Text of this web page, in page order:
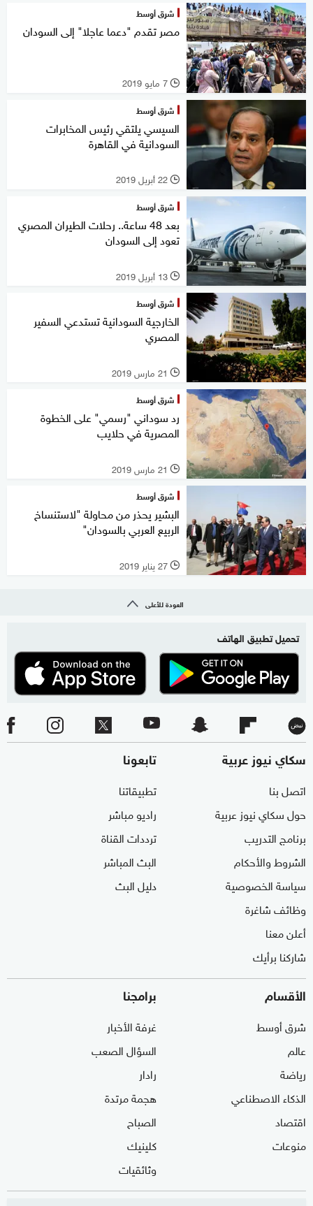
شرق أوسط
مصر تقدم "دعما عاجلا" إلى السودان
l 7 مايو 2019
شرق أوسط
السيسي يلتقي رئيس المخابرات
السودانية في القاهرة
l 22 أبريل 2019
شرق أوسط
بعد 48 ساعة.. رحلات الطيران المصري
تعود إلى السودان
l 13 أبريل 2019
شرق أوسط
الخارجية السودانية تستدعي السفير
المصري
l 21 مارس 2019
شرق أوسط
رد سوداني "رسمي" على الخطوة
المصرية في حلايب
l 21 مارس 2019
شرق أوسط
البشير يحذر من محاولة "لاستنساخ
الربيع العربي بالسودان"
l 27 يناير 2019
العودة للأعلى
تحميل تطبيق الهاتف
سكاي نيوز عربية
اتصل بنا
حول سكاي نيوز عربية
برنامج التدريب
الشروط والأحكام
سياسة الخصوصية
وظائف شاغرة
أعلن معنا
شاركنا برأيك
تابعونا
تطبيقاتنا
راديو مباشر
ترددات القناة
البث المباشر
دليل البث
الأقسام
شرق أوسط
عالم
رياضة
الذكاء الاصطناعي
اقتصاد
منوعات
برامجنا
غرفة الأخبار
السؤال الصعب
رادار
هجمة مرتدة
الصباح
كلينيك
وثائقيات